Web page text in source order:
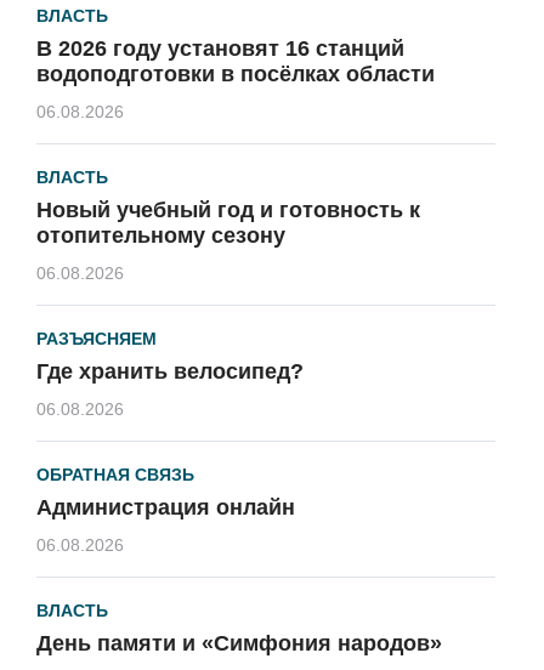
ВЛАСТЬ
В 2026 году установят 16 станций
водоподготовки в посёлках области
06.08.2026
ВЛАСТЬ
Новый учебный год и готовность к
отопительному сезону
06.08.2026
РАЗЪЯСНЯЕМ
Где хранить велосипед?
06.08.2026
ОБРАТНАЯ СВЯЗЬ
Администрация онлайн
06.08.2026
ВЛАСТЬ
День памяти и «Симфония народов»